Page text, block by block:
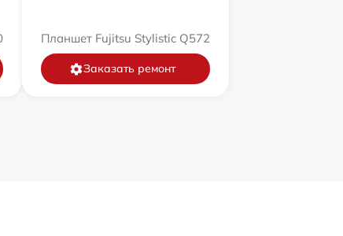
Планшет Fujitsu Stylistic Q572
Заказать ремонт